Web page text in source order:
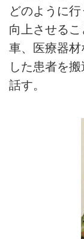
どのように
向上させる
車、医療器
した患者を
話す。